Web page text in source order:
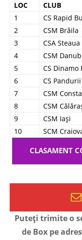
LOC CLUB
1
CS Rapid
2
CSM Brăila
3
CSA Steaua
4
CSM
5
CS Dinamo
6
CS
7
CSM
8
CSM
9
CSM Iași
10
SCM
CLASAMENT
Puteți trimite o
de Box pe